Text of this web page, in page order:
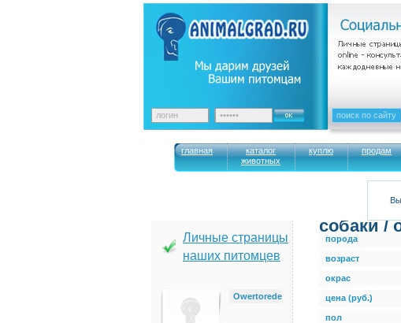
главная
каталог
животных
куплю продам
Личные страницы
наших питомцев
Owertorede
cобаки /
порода
возраст
окрас
цена (руб.)
пол